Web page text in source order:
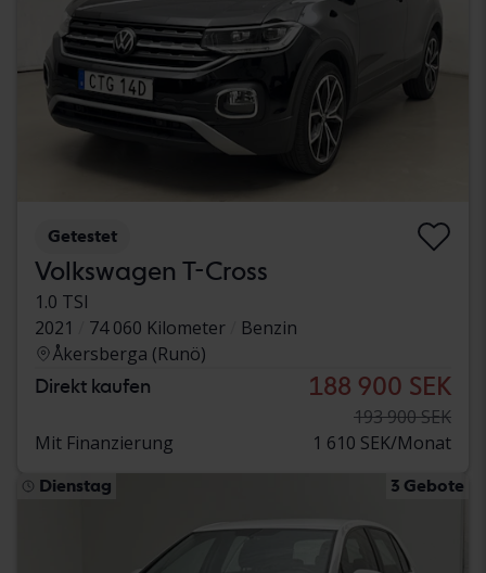
Getestet
Volkswagen T-Cross
1.0 TSI
2021
74 060 Kilometer
Benzin
Åkersberga (Runö)
Direkt kaufen 188 900 SEK
193 900 SEK
Mit Finanzierung
1 610 SEK/Monat
Dienstag 3 Gebote